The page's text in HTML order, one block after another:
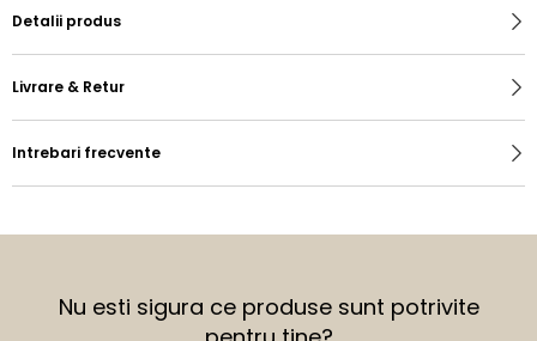
Detalii produs
Livrare & Retur
Intrebari frecvente
Nu esti sigura ce produse sunt potrivite